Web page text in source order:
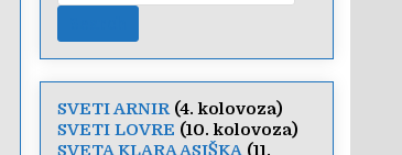
SVETI ARNIR(4. kolovoza)
SVETI LOVRE (10. kolovoza)
SVETA KLARA ASIŠKA(11.